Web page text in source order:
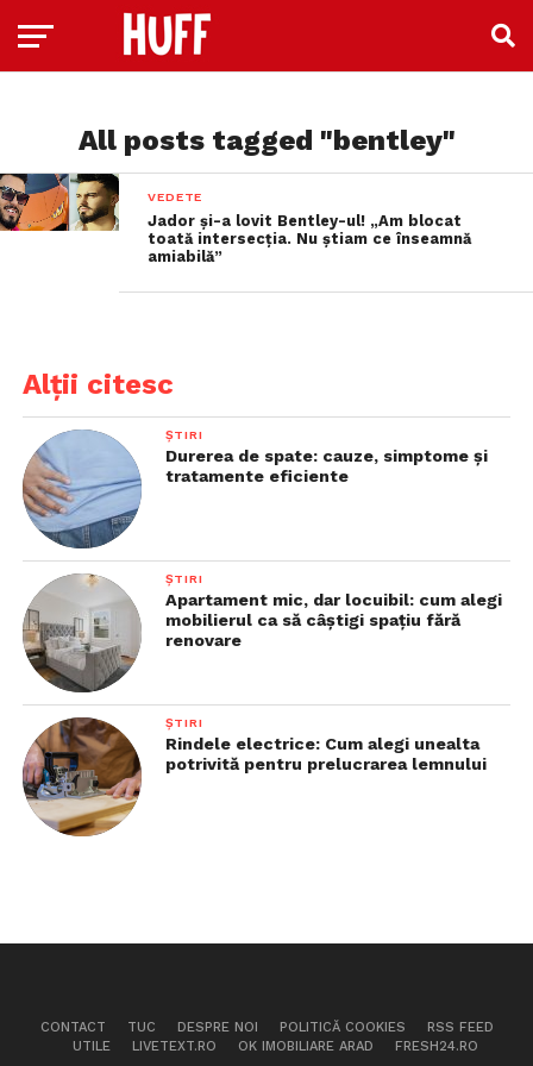
All posts tagged "bentley"
VEDETE
Jador și-a lovit Bentley-ul! „Am blocat
toată intersecția. Nu știam ce înseamnă
amiabilă”
Alții citesc
ȘTIRI
Durerea de spate: cauze, simptome și
tratamente eficiente
ȘTIRI
Apartament mic, dar locuibil: cum alegi
mobilierul ca să câștigi spațiu fără
renovare
ȘTIRI
Rindele electrice: Cum alegi unealta
potrivită pentru prelucrarea lemnului
CONTACT TUC DESPRE NOI POLITICĂ COOKIES
RSS FEED
UTILE
LIVETEXT.RO OK IMOBILIARE ARAD FRESH24.RO